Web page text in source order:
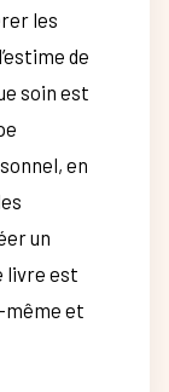
les
de
soin est
en
un
livre est
même et